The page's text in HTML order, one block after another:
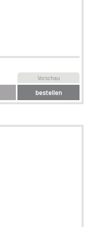
Vorschau
bestellen